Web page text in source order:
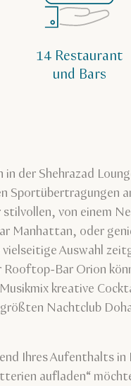
14 Restaurant
und Bars
in der Shehrazad
Sportübertragungen
stilvollen, von einem
Manhattan, oder
Auswahl
Rooftop-Bar Orion
kreative
Nachtclub
Ihres Aufenthalts in
aufladen“